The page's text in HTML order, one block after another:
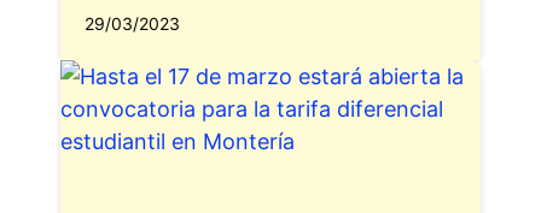
29/03/2023